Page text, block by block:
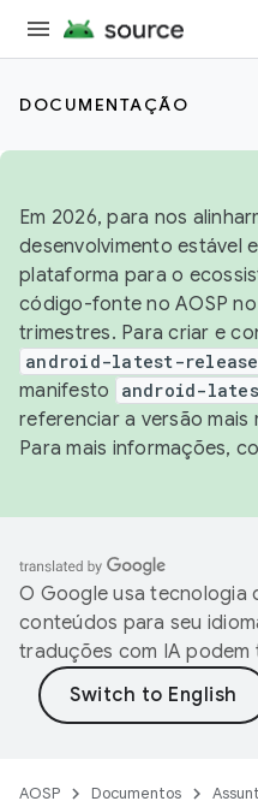
DOCUMENTAÇÃO
Em 2026, para nos
desenvolvimento estável
plataforma para o
código-fonte no AOSP
trimestres. Para criar e
android-latest-release
manifesto
android-
referenciar a versão mais
Para mais informações,
O Google usa tecnologia
conteúdos para seu
traduções com IA podem
AOSP Documentos